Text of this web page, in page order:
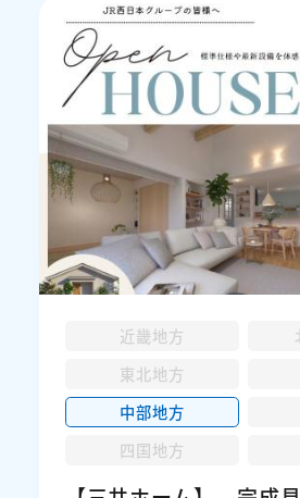
近畿地方
東北地方
中部地方
四国地方